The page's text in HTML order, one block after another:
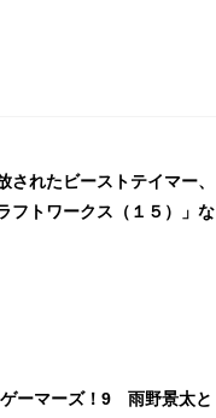
れたビーストテイマー、
フトワークス（１５）」な
ーマーズ！9 雨野景太と